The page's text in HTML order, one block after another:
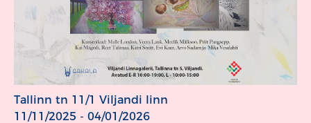
Tallinn tn 11/1 Viljandi linn
11/11/2025 - 04/01/2026